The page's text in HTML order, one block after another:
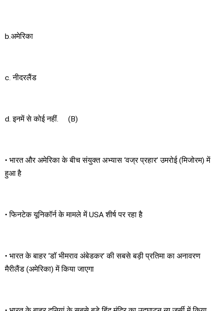
b.अमेरिका
c. नीदरलैंड
d. इनमें से कोई नहीं. (B)
• भारत और अमेरिका के बीच संयुक्त अभ्यास ‘वज्र प्रहार’ उमरोई (मिजोरम) में
हुआ है
• फिनटेक यूनिकॉर्न के मामले में USA शीर्ष पर रहा है
• भारत के बाहर ‘डॉ भीमराव अंबेडकर’ की सबसे बड़ी प्रतिमा का अनावरण
मैरीलैंड (अमेरिका) में किया जाएगा